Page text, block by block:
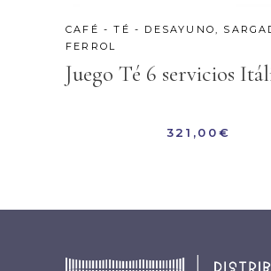
CAFÉ - TÉ - DESAYUNO,
FERROL
Juego Té 6 servicios
321,00€